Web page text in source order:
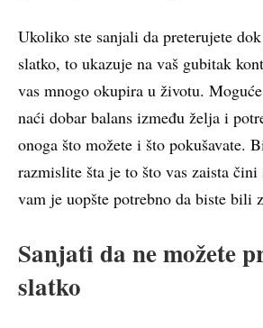
Ukoliko ste sanjali da preterujete
slatko, to ukazuje na vaš gubitak
vas mnogo okupira u životu.
naći dobar balans između želja i
onoga što možete i što pokušavate.
razmislite šta je to što vas zaista
vam je uopšte potrebno da biste bili
Sanjati da ne možete
slatko